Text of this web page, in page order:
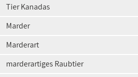
Tier Kanadas
Marder
Marderart
marderartiges Raubtier